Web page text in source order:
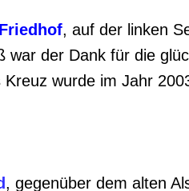
, auf der linken
war der Dank für die
wurde im Jahr
, gegenüber dem alten